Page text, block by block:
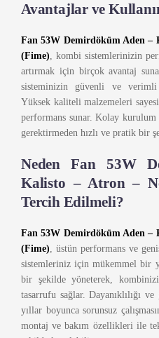
Avantajlar ve
Fan 53W Demirdöküm Aden –
(Fime), kombi sistemlerinizin
artırmak için birçok avantaj
sisteminizin güvenli ve verimli
Yüksek kaliteli malzemeleri
performans sunar. Kolay
gerektirmeden hızlı ve pratik bir
Neden Fan 53W
Kalisto – Atron –
Tercih Edilmeli?
Fan 53W Demirdöküm Aden –
(Fime), üstün performans ve
sistemleriniz için mükemmel bir
bir şekilde yöneterek,
tasarrufu sağlar. Dayanıklılığı
yıllar boyunca sorunsuz
montaj ve bakım özellikleri ile